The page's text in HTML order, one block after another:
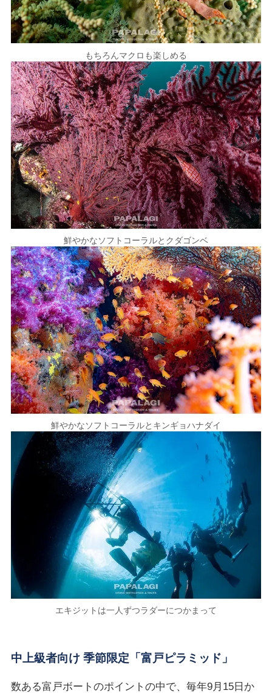
もちろんマクロも楽しめる
鮮やかなソフトコーラルとクダゴンベ
鮮やかなソフトコーラルとキンギョハナダイ
エキジットは一人ずつラダーにつかまって
中上級者向け 季節限定「富戸ピラミッド」
数ある富戸ボートのポイントの中で、毎年9月15日か